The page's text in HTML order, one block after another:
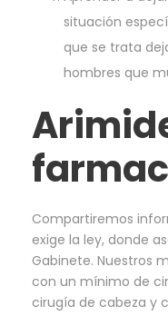
situación
que se trata
hombres que
Compartiremos
exige la ley, donde
Gabinete. Nuestros
con un mínimo de
cirugía de cabeza y